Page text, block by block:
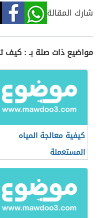
شارك المقالة
مواضيع ذات صلة بـ : كيف
كيفية معالجة المياه
المستعملة